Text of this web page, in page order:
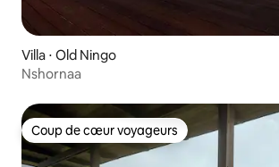
Villa ⋅ Old Ningo
Nshornaa
Coup de cœur voyageurs
Coup de cœur voyageurs